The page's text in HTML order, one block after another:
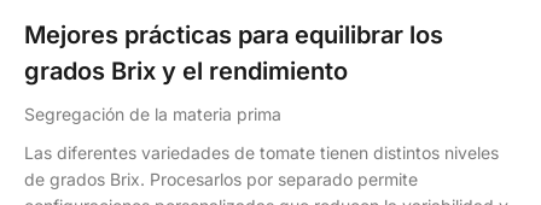
Mejores prácticas para equilibrar los
grados Brix y el rendimiento
Segregación de la materia prima
Las diferentes variedades de tomate tienen distintos niveles
de grados Brix. Procesarlos por separado permite